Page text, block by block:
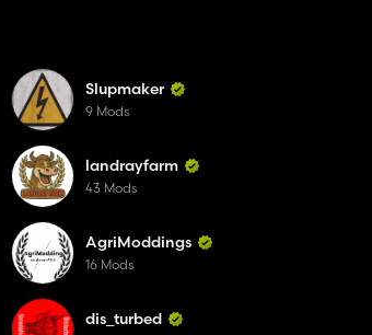
Slupmaker
9 Mods
landrayfarm
43 Mods
AgriModdings
16 Mods
dis_turbed